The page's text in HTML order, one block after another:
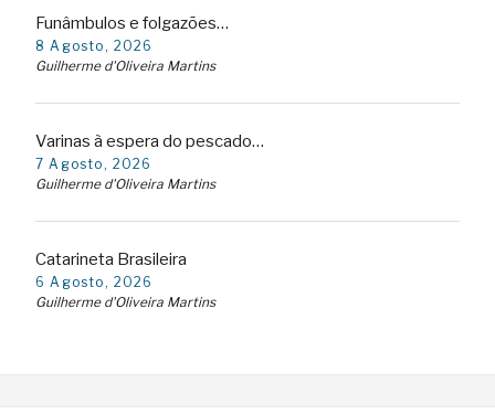
Funâmbulos e folgazões…
8 Agosto, 2026
Guilherme d'Oliveira Martins
Varinas à espera do pescado…
7 Agosto, 2026
Guilherme d'Oliveira Martins
Catarineta Brasileira
6 Agosto, 2026
Guilherme d'Oliveira Martins